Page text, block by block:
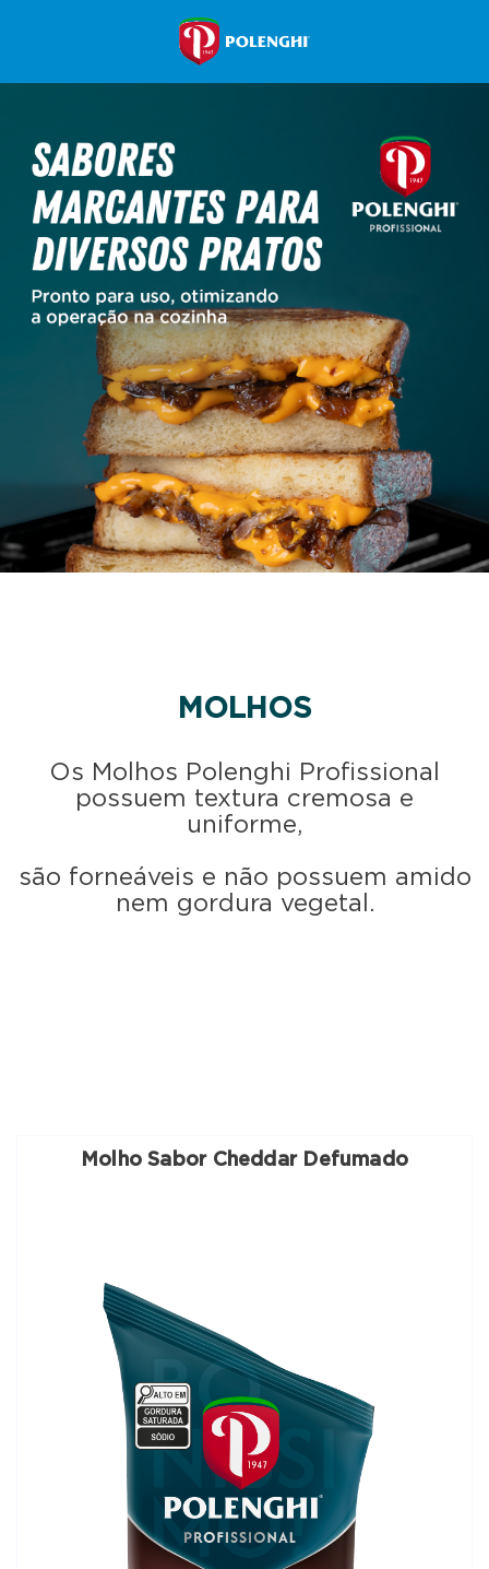
MOLHOS
Os Molhos Polenghi Profissional
possuem textura cremosa e
uniforme,
são forneáveis e não possuem amido
nem gordura vegetal.
Molho Sabor Cheddar Defumado